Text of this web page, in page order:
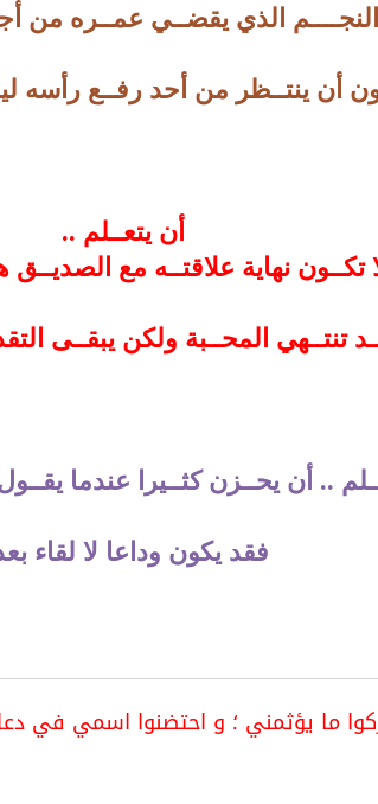
الذي يقضــي عمــره من
أن ينتــظر من أحد رفــع رأسه
أن يتعــلم ..
تكــون نهاية علاقتــه مع
تنتــهي المحــبة ولكن يبقــى
.. أن يحــزن كثــيرا عندما
فقد يكون وداعا لا لقاء
ما يؤثمني ؛ و احتضنوا اسمي في